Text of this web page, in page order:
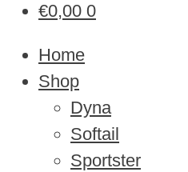
€0,00 0
Home
Shop
Dyna
Softail
Sportster